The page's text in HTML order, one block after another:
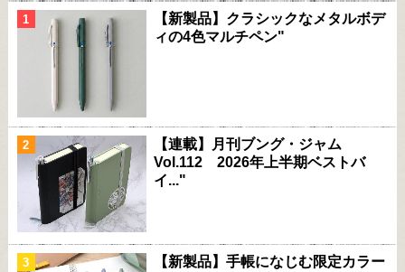
【新製品】クラシックなメタルボデ
ィの4色マルチペン"
【連載】月刊ブング・ジャム
Vol.112 2026年上半期ベストバ
イ..."
【新製品】手帳になじむ限定カラー